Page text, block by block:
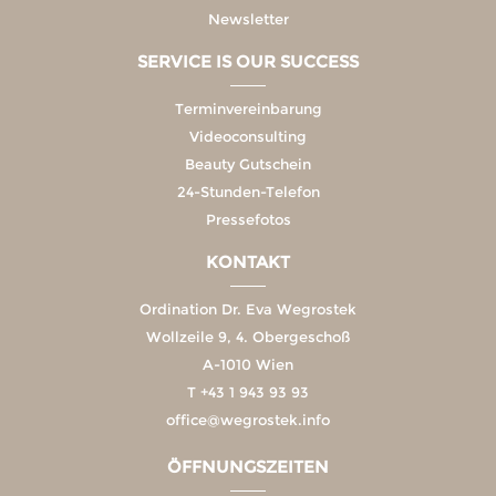
Newsletter
SERVICE IS OUR SUCCESS
Terminvereinbarung
Videoconsulting
Beauty Gutschein
24-Stunden-Telefon
Pressefotos
KONTAKT
Ordination Dr. Eva Wegrostek
Wollzeile 9, 4. Obergeschoß
A-1010 Wien
T +43 1 943 93 93
office@wegrostek.info
ÖFFNUNGSZEITEN